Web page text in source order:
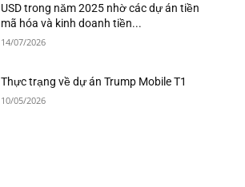
USD trong năm 2025 nhờ các dự án tiền
mã hóa và kinh doanh tiền...
14/07/2026
Thực trạng về dự án Trump Mobile T1
10/05/2026